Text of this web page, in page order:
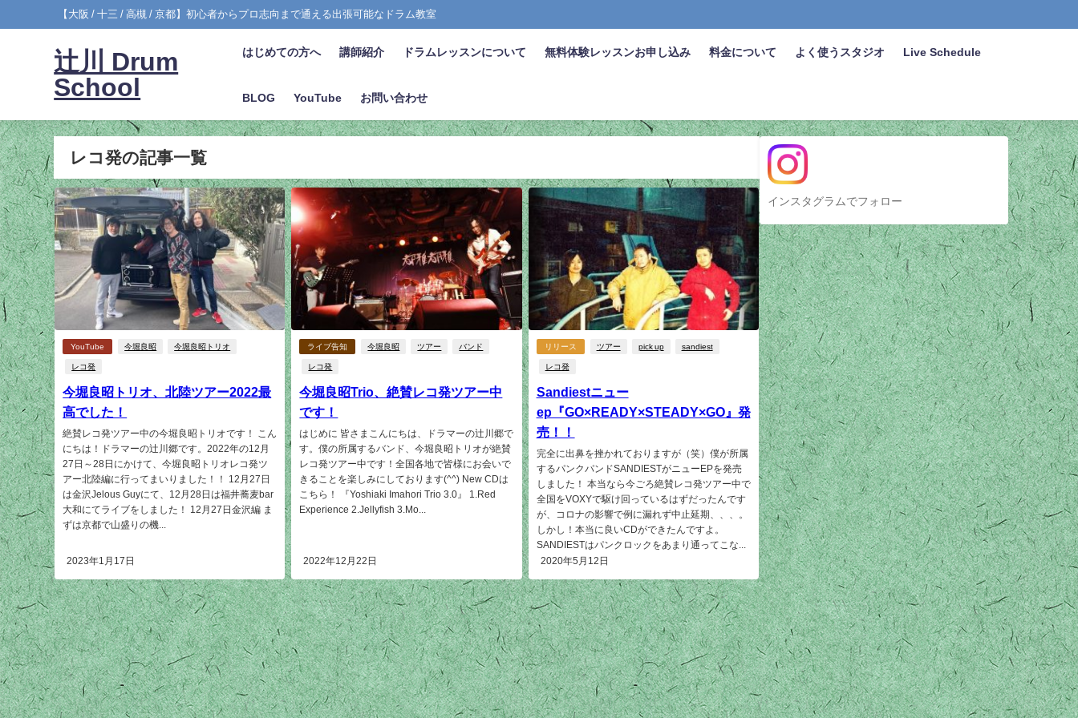
【大阪 / 十三 / 高槻 / 京都】初心者からプロ志向まで通える出張可能なドラム教室
辻川 Drum
School
はじめての方へ 講師紹介 ドラムレッスンについて 無料体験レッスンお申し込み 料金について よく使うスタジオ Live Schedule
BLOG YouTube お問い合わせ
レコ発の記事一覧
YouTube 今堀良昭 今堀良昭トリオ
レコ発
今堀良昭トリオ、北陸ツアー2022最
高でした！
絶賛レコ発ツアー中の今堀良昭トリオです！ こん
にちは！ドラマーの辻川郷です。2022年の12月
27日～28日にかけて、今堀良昭トリオレコ発ツ
アー北陸編に行ってまいりました！！ 12月27日
は金沢Jelous Guyにて、12月28日は福井蕎麦bar
大和にてライブをしました！ 12月27日金沢編 ま
ずは京都で山盛りの機...
2023年1月17日
ライブ告知 今堀良昭 ツアー バンド
レコ発
今堀良昭Trio、絶賛レコ発ツアー中
です！
はじめに 皆さまこんにちは、ドラマーの辻川郷で
す。僕の所属するバンド、今堀良昭トリオが絶賛
レコ発ツアー中です！全国各地で皆様にお会いで
きることを楽しみにしております(^^) New CDは
こちら！ 『Yoshiaki Imahori Trio 3.0』 1.Red
Experience 2.Jellyfish 3.Mo...
2022年12月22日
リリース ツアー pick up sandiest
レコ発
Sandiestニュー
ep『GO×READY×STEADY×GO』発
売！！
完全に出鼻を挫かれておりますが（笑）僕が所属
するパンクパンドSANDIESTがニューEPを発売
しました！ 本当なら今ごろ絶賛レコ発ツアー中で
全国をVOXYで駆け回っているはずだったんです
が、コロナの影響で例に漏れず中止延期、、、。
しかし！本当に良いCDができたんですよ。
SANDIESTはパンクロックをあまり通ってこな...
2020年5月12日
インスタグラムでフォロー